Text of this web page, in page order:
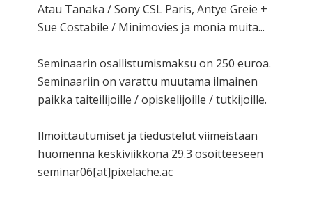
Atau Tanaka / Sony CSL Paris, Antye Greie +
Sue Costabile / Minimovies ja monia muita...
Seminaarin osallistumismaksu on 250 euroa.
Seminaariin on varattu muutama ilmainen
paikka taiteilijoille / opiskelijoille / tutkijoille.
Ilmoittautumiset ja tiedustelut viimeistään
huomenna keskiviikkona 29.3 osoitteeseen
seminar06[at]pixelache.ac